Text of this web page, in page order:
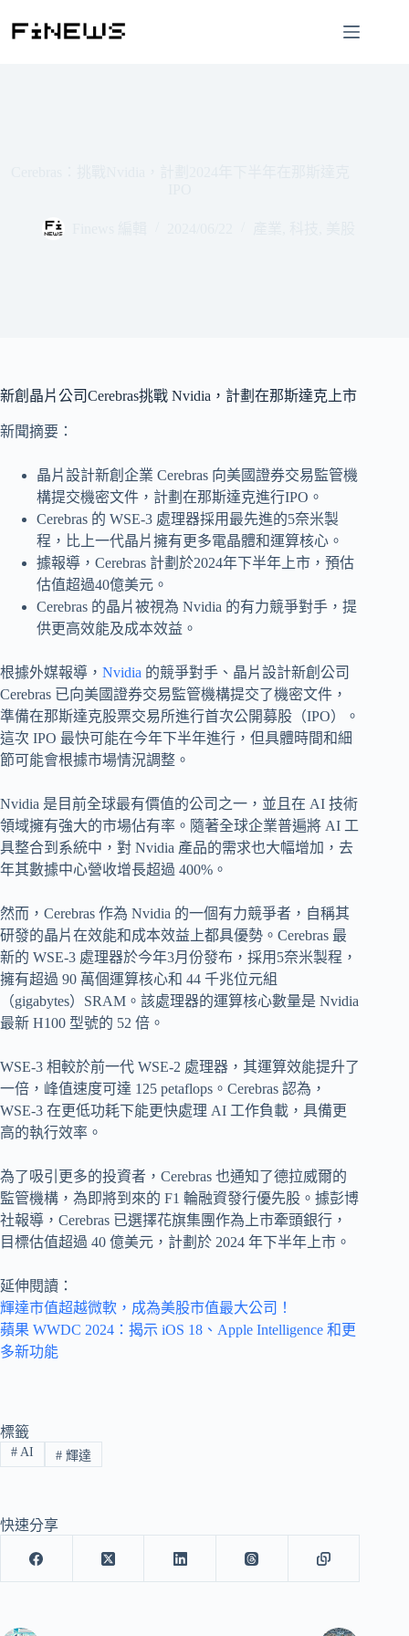
新創晶片公司Cerebras挑戰 Nvidia，計劃在那斯達克上市
新聞摘要：
晶片設計新創企業 Cerebras 向美國證券交易監管機
構提交機密文件，計劃在那斯達克進行IPO。
Cerebras 的 WSE-3 處理器採用最先進的5奈米製
程，比上一代晶片擁有更多電晶體和運算核心。
據報導，Cerebras 計劃於2024年下半年上市，預估
估值超過40億美元。
Cerebras 的晶片被視為 Nvidia 的有力競爭對手，提
供更高效能及成本效益。
根據外媒報導， Nvidia 的競爭對手、晶片設計新創公司
Cerebras 已向美國證券交易監管機構提交了機密文件，
準備在那斯達克股票交易所進行首次公開募股（IPO）。
這次 IPO 最快可能在今年下半年進行，但具體時間和細
節可能會根據市場情況調整。
Nvidia 是目前全球最有價值的公司之一，並且在 AI 技術
領域擁有強大的市場佔有率。隨著全球企業普遍將 AI 工
具整合到系統中，對 Nvidia 產品的需求也大幅增加，去
年其數據中心營收增長超過 400%。
然而，Cerebras 作為 Nvidia 的一個有力競爭者，自稱其
研發的晶片在效能和成本效益上都具優勢。Cerebras 最
新的 WSE-3 處理器於今年3月份發布，採用5奈米製程，
擁有超過 90 萬個運算核心和 44 千兆位元組
（gigabytes）SRAM。該處理器的運算核心數量是 Nvidia
最新 H100 型號的 52 倍。
WSE-3 相較於前一代 WSE-2 處理器，其運算效能提升了
一倍，峰值速度可達 125 petaflops。Cerebras 認為，
WSE-3 在更低功耗下能更快處理 AI 工作負載，具備更
高的執行效率。
為了吸引更多的投資者，Cerebras 也通知了德拉威爾的
監管機構，為即將到來的 F1 輪融資發行優先股。據彭博
社報導，Cerebras 已選擇花旗集團作為上市牽頭銀行，
目標估值超過 40 億美元，計劃於 2024 年下半年上市。
延伸閱讀：
輝達市值超越微軟，成為美股市值最大公司！
蘋果 WWDC 2024：揭示 iOS 18、Apple Intelligence 和更
多新功能
標籤
#AI #輝達
快速分享